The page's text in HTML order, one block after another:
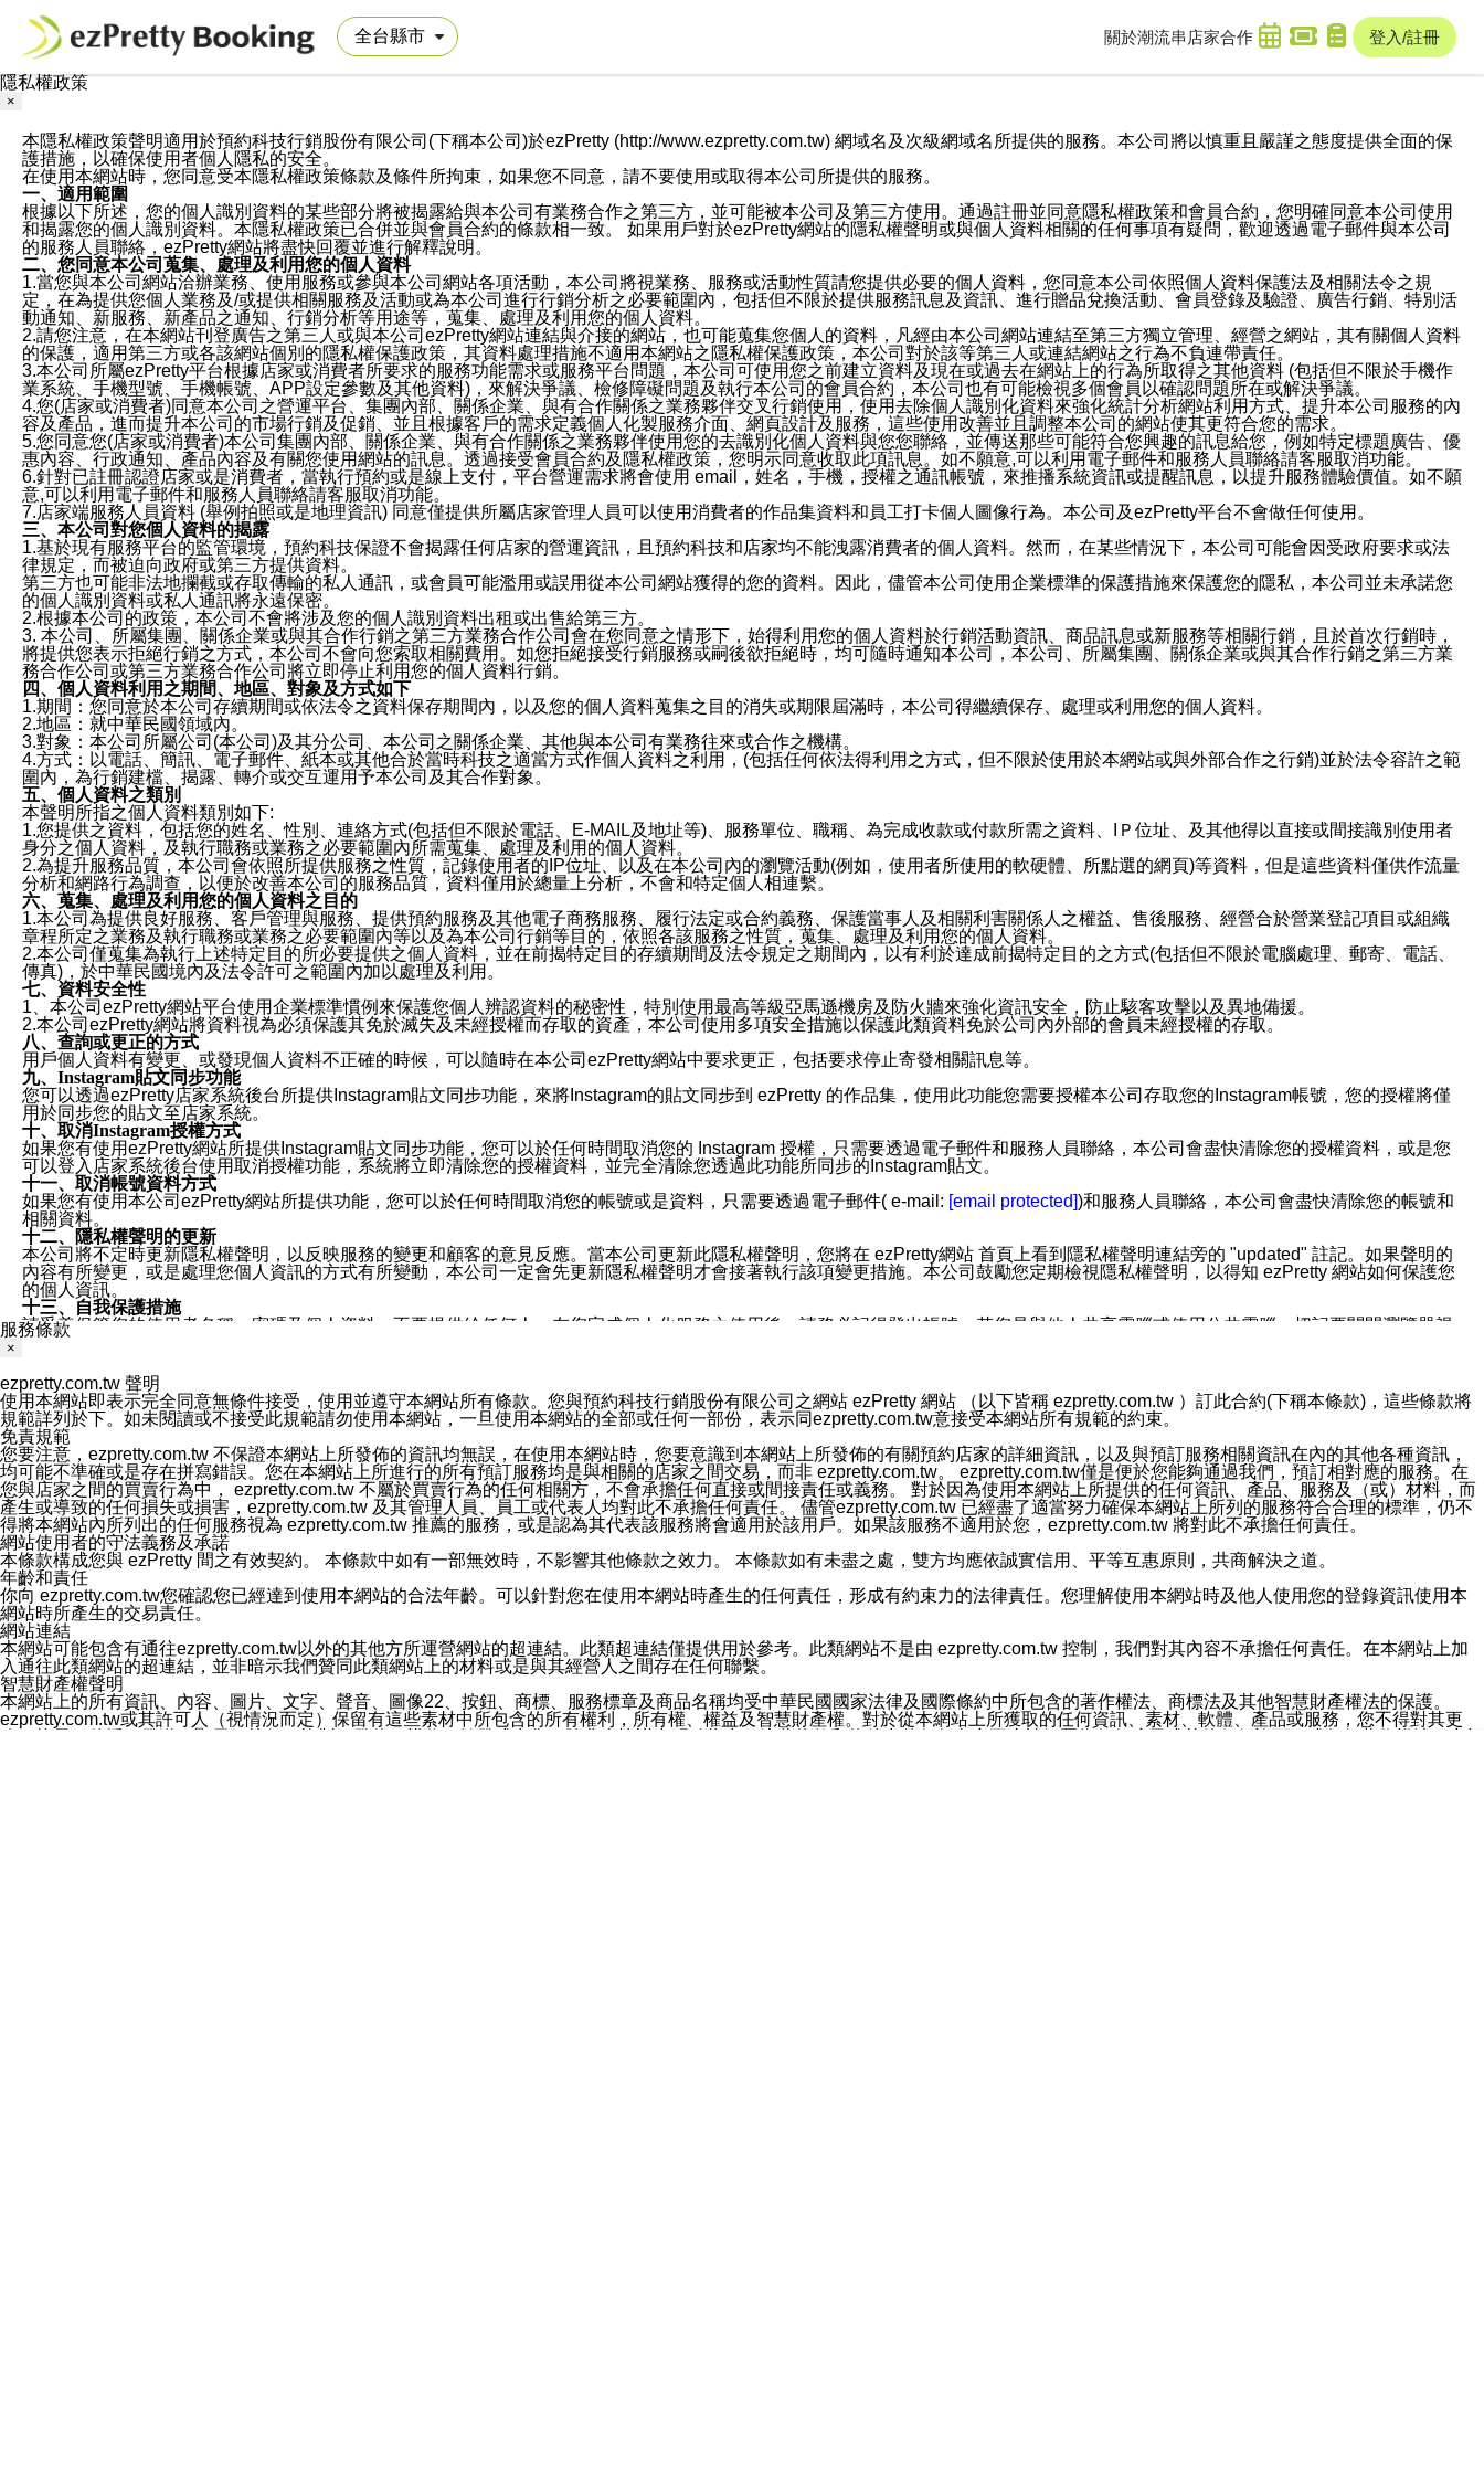
關於潮流串 店家合作 登入/註冊
隱私權政策
×
本隱私權政策聲明適用於預約科技行銷股份有限公司(下稱本公司)於ezPretty (http://www.ezpretty.com.tw) 網域名及次級網域名所提供的服務。本公司將以慎重且嚴謹之態度提供全面的保
護措施，以確保使用者個人隱私的安全。
在使用本網站時，您同意受本隱私權政策條款及條件所拘束，如果您不同意，請不要使用或取得本公司所提供的服務。
一、適用範圍
根據以下所述，您的個人識別資料的某些部分將被揭露給與本公司有業務合作之第三方，並可能被本公司及第三方使用。通過註冊並同意隱私權政策和會員合約，您明確同意本公司使用
和揭露您的個人識別資料。本隱私權政策已合併並與會員合約的條款相一致。 如果用戶對於ezPretty網站的隱私權聲明或與個人資料相關的任何事項有疑問，歡迎透過電子郵件與本公司
的服務人員聯絡，ezPretty網站將盡快回覆並進行解釋說明。
二、您同意本公司蒐集、處理及利用您的個人資料
1.當您與本公司網站洽辦業務、使用服務或參與本公司網站各項活動，本公司將視業務、服務或活動性質請您提供必要的個人資料，您同意本公司依照個人資料保護法及相關法令之規
定，在為提供您個人業務及/或提供相關服務及活動或為本公司進行行銷分析之必要範圍內，包括但不限於提供服務訊息及資訊、進行贈品兌換活動、會員登錄及驗證、廣告行銷、特別活
動通知、新服務、新產品之通知、行銷分析等用途等，蒐集、處理及利用您的個人資料。
2.請您注意，在本網站刊登廣告之第三人或與本公司ezPretty網站連結與介接的網站，也可能蒐集您個人的資料，凡經由本公司網站連結至第三方獨立管理、經營之網站，其有關個人資料
的保護，適用第三方或各該網站個別的隱私權保護政策，其資料處理措施不適用本網站之隱私權保護政策，本公司對於該等第三人或連結網站之行為不負連帶責任。
3.本公司所屬ezPretty平台根據店家或消費者所要求的服務功能需求或服務平台問題，本公司可使用您之前建立資料及現在或過去在網站上的行為所取得之其他資料 (包括但不限於手機作
業系統、手機型號、手機帳號、APP設定參數及其他資料)，來解決爭議、檢修障礙問題及執行本公司的會員合約，本公司也有可能檢視多個會員以確認問題所在或解決爭議。
4.您(店家或消費者)同意本公司之營運平台、集團內部、關係企業、與有合作關係之業務夥伴交叉行銷使用，使用去除個人識別化資料來強化統計分析網站利用方式、提升本公司服務的內
容及產品，進而提升本公司的市場行銷及促銷、並且根據客戶的需求定義個人化製服務介面、網頁設計及服務，這些使用改善並且調整本公司的網站使其更符合您的需求。
5.您同意您(店家或消費者)本公司集團內部、關係企業、與有合作關係之業務夥伴使用您的去識別化個人資料與您您聯絡，並傳送那些可能符合您興趣的訊息給您，例如特定標題廣告、優
惠內容、行政通知、產品內容及有關您使用網站的訊息。透過接受會員合約及隱私權政策，您明示同意收取此項訊息。如不願意,可以利用電子郵件和服務人員聯絡請客服取消功能。
6.針對已註冊認證店家或是消費者，當執行預約或是線上支付，平台營運需求將會使用 email，姓名，手機，授權之通訊帳號，來推播系統資訊或提醒訊息，以提升服務體驗價值。如不願
意,可以利用電子郵件和服務人員聯絡請客服取消功能。
7.店家端服務人員資料 (舉例拍照或是地理資訊) 同意僅提供所屬店家管理人員可以使用消費者的作品集資料和員工打卡個人圖像行為。本公司及ezPretty平台不會做任何使用。
三、本公司對您個人資料的揭露
1.基於現有服務平台的監管環境，預約科技保證不會揭露任何店家的營運資訊，且預約科技和店家均不能洩露消費者的個人資料。然而，在某些情況下，本公司可能會因受政府要求或法
律規定，而被迫向政府或第三方提供資料。
第三方也可能非法地攔截或存取傳輸的私人通訊，或會員可能濫用或誤用從本公司網站獲得的您的資料。因此，儘管本公司使用企業標準的保護措施來保護您的隱私，本公司並未承諾您
的個人識別資料或私人通訊將永遠保密。
2.根據本公司的政策，本公司不會將涉及您的個人識別資料出租或出售給第三方。
3. 本公司、所屬集團、關係企業或與其合作行銷之第三方業務合作公司會在您同意之情形下，始得利用您的個人資料於行銷活動資訊、商品訊息或新服務等相關行銷，且於首次行銷時，
將提供您表示拒絕行銷之方式，本公司不會向您索取相關費用。如您拒絕接受行銷服務或嗣後欲拒絕時，均可隨時通知本公司，本公司、所屬集團、關係企業或與其合作行銷之第三方業
務合作公司或第三方業務合作公司將立即停止利用您的個人資料行銷。
四、個人資料利用之期間、地區、對象及方式如下
1.期間：您同意於本公司存續期間或依法令之資料保存期間內，以及您的個人資料蒐集之目的消失或期限屆滿時，本公司得繼續保存、處理或利用您的個人資料。
2.地區：就中華民國領域內。
3.對象：本公司所屬公司(本公司)及其分公司、本公司之關係企業、其他與本公司有業務往來或合作之機構。
4.方式：以電話、簡訊、電子郵件、紙本或其他合於當時科技之適當方式作個人資料之利用，(包括任何依法得利用之方式，但不限於使用於本網站或與外部合作之行銷)並於法令容許之範
圍內，為行銷建檔、揭露、轉介或交互運用予本公司及其合作對象。
五、個人資料之類別
本聲明所指之個人資料類別如下:
1.您提供之資料，包括您的姓名、性別、連絡方式(包括但不限於電話、E-MAIL及地址等)、服務單位、職稱、為完成收款或付款所需之資料、IＰ位址、及其他得以直接或間接識別使用者
身分之個人資料，及執行職務或業務之必要範圍內所需蒐集、處理及利用的個人資料。
2.為提升服務品質，本公司會依照所提供服務之性質，記錄使用者的IP位址、以及在本公司內的瀏覽活動(例如，使用者所使用的軟硬體、所點選的網頁)等資料，但是這些資料僅供作流量
分析和網路行為調查，以便於改善本公司的服務品質，資料僅用於總量上分析，不會和特定個人相連繫。
六、蒐集、處理及利用您的個人資料之目的
1.本公司為提供良好服務、客戶管理與服務、提供預約服務及其他電子商務服務、履行法定或合約義務、保護當事人及相關利害關係人之權益、售後服務、經營合於營業登記項目或組織
章程所定之業務及執行職務或業務之必要範圍內等以及為本公司行銷等目的，依照各該服務之性質，蒐集、處理及利用您的個人資料。
2.本公司僅蒐集為執行上述特定目的所必要提供之個人資料，並在前揭特定目的存續期間及法令規定之期間內，以有利於達成前揭特定目的之方式(包括但不限於電腦處理、郵寄、電話、
傳真)，於中華民國境內及法令許可之範圍內加以處理及利用。
七、資料安全性
1、本公司ezPretty網站平台使用企業標準慣例來保護您個人辨認資料的秘密性，特別使用最高等級亞馬遜機房及防火牆來強化資訊安全，防止駭客攻擊以及異地備援。
2.本公司ezPretty網站將資料視為必須保護其免於滅失及未經授權而存取的資產，本公司使用多項安全措施以保護此類資料免於公司內外部的會員未經授權的存取。
八、查詢或更正的方式
用戶個人資料有變更、或發現個人資料不正確的時候，可以隨時在本公司ezPretty網站中要求更正，包括要求停止寄發相關訊息等。
九、Instagram貼文同步功能
您可以透過ezPretty店家系統後台所提供Instagram貼文同步功能，來將Instagram的貼文同步到 ezPretty 的作品集，使用此功能您需要授權本公司存取您的Instagram帳號，您的授權將僅
用於同步您的貼文至店家系統。
十、取消Instagram授權方式
如果您有使用ezPretty網站所提供Instagram貼文同步功能，您可以於任何時間取消您的 Instagram 授權，只需要透過電子郵件和服務人員聯絡，本公司會盡快清除您的授權資料，或是您
可以登入店家系統後台使用取消授權功能，系統將立即清除您的授權資料，並完全清除您透過此功能所同步的Instagram貼文。
十一、取消帳號資料方式
如果您有使用本公司ezPretty網站所提供功能，您可以於任何時間取消您的帳號或是資料，只需要透過電子郵件( e-mail: [email protected])和服務人員聯絡，本公司會盡快清除您的帳號和
相關資料。
十二、隱私權聲明的更新
本公司將不定時更新隱私權聲明，以反映服務的變更和顧客的意見反應。當本公司更新此隱私權聲明，您將在 ezPretty網站 首頁上看到隱私權聲明連結旁的 "updated" 註記。如果聲明的
內容有所變更，或是處理您個人資訊的方式有所變動，本公司一定會先更新隱私權聲明才會接著執行該項變更措施。本公司鼓勵您定期檢視隱私權聲明，以得知 ezPretty 網站如何保護您
的個人資訊。
十三、自我保護措施
請妥善保管您的使用者名稱、密碼及個人資料，不要提供給任何人。在您完成個人化服務之使用後，請務必記得登出帳號。若您是與他人共享電腦或使用公共電腦，切記要關閉瀏覽器視
窗，以防止他人讀取您的個人資料、信件或進入所機關管理區。
您同意本公司網站，透過您所提供的郵件地址與您取得聯絡並傳送或宣傳本網站各項服務之資料或電子郵件供您參考。您能依照該資料或電子郵件所指示之方法、說明或功能連結，隨時
停止接收這些資料或電子郵件。
十五、訊息通知
本公司/本服務將以通知型訊息傳送重要訊息給您。即使未加入本公司/本服務好友，您仍可接收到通知型訊息。
本公司/本服務傳送之通知型訊息以對您有效且重要的訊息為限，以廣告或其他目的的訊息皆不會被傳送。滿足以下三個條件者，將可收到通知型訊息。
1.LINE 帳號設定的電話號碼與本公司/本服務所傳來的電話號碼比對相符。
2.該 LINE 帳號已在 LINE APP 設定中，同意接收通知型訊息。
3.LINE 帳號未封鎖傳送訊息之 LINE 官方帳號。
欲變更通知型訊息的設定，操作如下：
1.點選「主頁」＞「設定」
2.點選「隱私設定」
3.點選「提供使用資料」
4.點選「LINE通知型訊息」
5.開關「接收LINE通知型訊息」
❗️關閉「接收通知型訊息」後，將不會接收到來自任何企業官方帳號或認證官方帳號的通知型訊息。
服務條款
×
ezpretty.com.tw 聲明
使用本網站即表示完全同意無條件接受，使用並遵守本網站所有條款。您與預約科技行銷股份有限公司之網站 ezPretty 網站 （以下皆稱 ezpretty.com.tw ）訂此合約(下稱本條款)，這些條款將
規範詳列於下。如未閱讀或不接受此規範請勿使用本網站，一旦使用本網站的全部或任何一部份，表示同ezpretty.com.tw意接受本網站所有規範的約束。
免責規範
您要注意，ezpretty.com.tw 不保證本網站上所發佈的資訊均無誤，在使用本網站時，您要意識到本網站上所發佈的有關預約店家的詳細資訊，以及與預訂服務相關資訊在內的其他各種資訊，
均可能不準確或是存在拼寫錯誤。您在本網站上所進行的所有預訂服務均是與相關的店家之間交易，而非 ezpretty.com.tw。 ezpretty.com.tw僅是便於您能夠通過我們，預訂相對應的服務。在
您與店家之間的買賣行為中， ezpretty.com.tw 不屬於買賣行為的任何相關方，不會承擔任何直接或間接責任或義務。 對於因為使用本網站上所提供的任何資訊、產品、服務及（或）材料，而
產生或導致的任何損失或損害，ezpretty.com.tw 及其管理人員、員工或代表人均對此不承擔任何責任。 儘管ezpretty.com.tw 已經盡了適當努力確保本網站上所列的服務符合合理的標準，仍不
得將本網站內所列出的任何服務視為 ezpretty.com.tw 推薦的服務，或是認為其代表該服務將會適用於該用戶。如果該服務不適用於您，ezpretty.com.tw 將對此不承擔任何責任。
網站使用者的守法義務及承諾
本條款構成您與 ezPretty 間之有效契約。 本條款中如有一部無效時，不影響其他條款之效力。 本條款如有未盡之處，雙方均應依誠實信用、平等互惠原則，共商解決之道。
年齡和責任
你向 ezpretty.com.tw您確認您已經達到使用本網站的合法年齡。可以針對您在使用本網站時產生的任何責任，形成有約束力的法律責任。您理解使用本網站時及他人使用您的登錄資訊使用本
網站時所產生的交易責任。
網站連結
本網站可能包含有通往ezpretty.com.tw以外的其他方所運營網站的超連結。此類超連結僅提供用於參考。此類網站不是由 ezpretty.com.tw 控制，我們對其內容不承擔任何責任。在本網站上加
入通往此類網站的超連結，並非暗示我們贊同此類網站上的材料或是與其經營人之間存在任何聯繫。
智慧財產權聲明
本網站上的所有資訊、內容、圖片、文字、聲音、圖像22、按鈕、商標、服務標章及商品名稱均受中華民國國家法律及國際條約中所包含的著作權法、商標法及其他智慧財產權法的保護。
ezpretty.com.tw或其許可人（視情況而定）保留有這些素材中所包含的所有權利，所有權、權益及智慧財產權。對於從本網站上所獲取的任何資訊、素材、軟體、產品或服務，您不得對其更